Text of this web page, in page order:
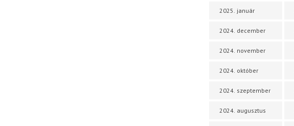
2025. január
2024. december
2024. november
2024. október
2024. szeptember
2024. augusztus